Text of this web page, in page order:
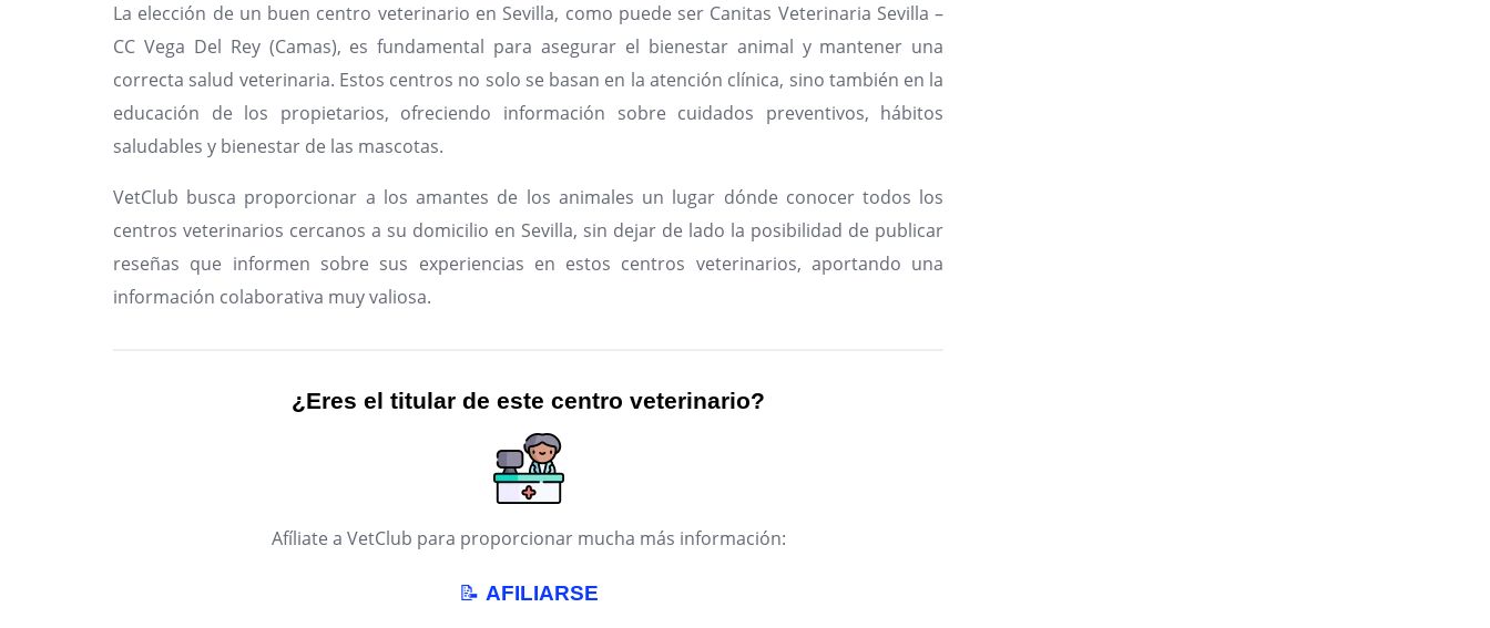
La elección de un buen centro veterinario en Sevilla, como puede ser Canitas Veterinaria Sevilla –
CC Vega Del Rey (Camas), es fundamental para asegurar el bienestar animal y mantener una
correcta salud veterinaria. Estos centros no solo se basan en la atención clínica, sino también en la
educación de los propietarios, ofreciendo información sobre cuidados preventivos, hábitos
saludables y bienestar de las mascotas.
VetClub busca proporcionar a los amantes de los animales un lugar dónde conocer todos los
centros veterinarios cercanos a su domicilio en Sevilla, sin dejar de lado la posibilidad de publicar
reseñas que informen sobre sus experiencias en estos centros veterinarios, aportando una
información colaborativa muy valiosa.
¿Eres el titular de este centro veterinario?
Afíliate a VetClub para proporcionar mucha más información:
📝 AFILIARSE